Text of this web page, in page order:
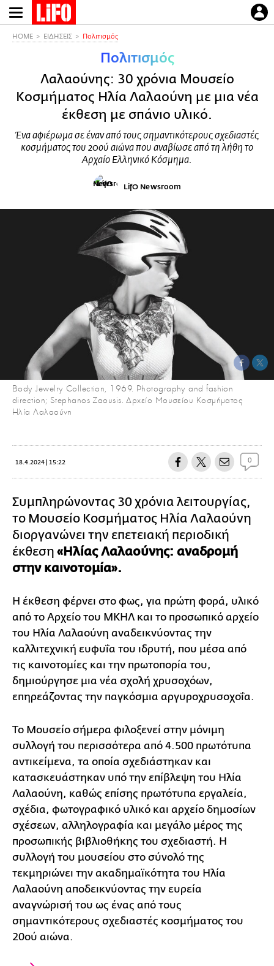
Παράκαμψη
προς
HOME ΕΙΔΗΣΕΙΣ Πολιτισμός
Πολιτισμός
Λαλαούνης: 30 χρόνια Μουσείο
Κοσμήματος Ηλία Λαλαούνη με μια νέα
έκθεση με σπάνιο υλικό.
Ένα αφιέρωμα σε έναν από τους σημαντικότερους σχεδιαστές
κοσμήματος του 20ού αιώνα που αναβίωσε από τη λήθη το
Αρχαίο Ελληνικό Κόσμημα.
LifO Newsroom
Body Jewelry Collection, 1969. Photography and fashion
direction; Stephanos Zaousis. Αρχείο Μουσείου Κοσμήματος
Ηλία Λαλαούνη
18.4.2024 | 15:22 0
Συμπληρώνοντας 30 χρόνια λειτουργίας,
το Μουσείο Κοσμήματος Ηλία Λαλαούνη
διοργανώνει την επετειακή περιοδική
έκθεση «Ηλίας Λαλαούνης: αναδρομή
στην καινοτομία».
Η έκθεση φέρνει στο φως, για πρώτη φορά, υλικό
από το Αρχείο του ΜΚΗΛ και το προσωπικό αρχείο
του Ηλία Λαλαούνη αναδεικνύοντας την
καλλιτεχνική ευφυΐα του ιδρυτή, που μέσα από
τις καινοτομίες και την πρωτοπορία του,
δημιούργησε μια νέα σχολή χρυσοχόων,
επηρεάζοντας την παγκόσμια αργυροχρυσοχοΐα.
Το Μουσείο σήμερα φιλοξενεί στην μόνιμη
συλλογή του περισσότερα από 4.500 πρωτότυπα
αντικείμενα, τα οποία σχεδιάστηκαν και
κατασκευάστηκαν υπό την επίβλεψη του Ηλία
Λαλαούνη, καθώς επίσης πρωτότυπα εργαλεία,
σχέδια, φωτογραφικό υλικό και αρχείο δημοσίων
σχέσεων, αλληλογραφία και μεγάλο μέρος της
προσωπικής βιβλιοθήκης του σχεδιαστή. Η
συλλογή του μουσείου στο σύνολό της
τεκμηριώνει την ακαδημαϊκότητα του Ηλία
Λαλαούνη αποδεικνύοντας την ευρεία
αναγνώρισή του ως ένας από τους
σημαντικότερους σχεδιαστές κοσμήματος του
20ού αιώνα.